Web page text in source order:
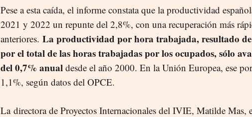
Pese a esta caída, el informe constata que la productividad
2021 y 2022 un repunte del 2,8%, con una recuperación más
anteriores. La productividad por hora trabajada, resultado
por el total de las horas trabajadas por los ocupados, sólo
del 0,7% anual desde el año 2000. En la Unión Europea, ese
1,1%, según datos del OPCE.
La directora de Proyectos Internacionales del IVIE, Matilde Mas,